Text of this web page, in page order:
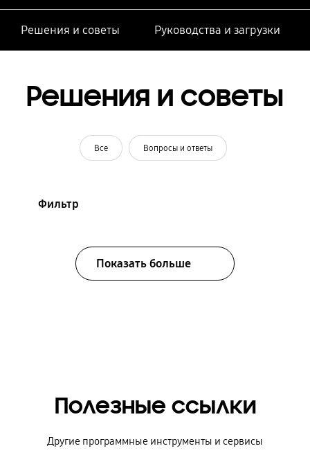
Решения и советы Руководства и загрузки
Решения и советы
Все Вопросы и ответы
Фильтр
Показать больше
Полезные ссылки
Другие программные инструменты и сервисы